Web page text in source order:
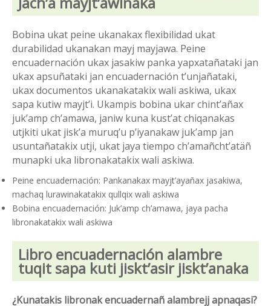
Bobina ukat peine ukanakax flexibilidad ukat
durabilidad ukanakan mayj mayjawa. Peine
encuadernación ukax jasakiw panka yapxatañataki jan
ukax apsuñataki jan encuadernación t’unjañataki,
ukax documentos ukanakatakix wali askiwa, ukax
sapa kutiw mayjt’i. Ukampis bobina ukar chintʼañax
jukʼamp chʼamawa, janiw kuna kustʼat chiqanakas
utjkiti ukat jiskʼa muruqʼu pʼiyanakaw jukʼamp jan
usuntañatakix utji, ukat jaya tiempo chʼamañchtʼatäñ
munapki uka libronakatakix wali askiwa.
Peine encuadernación: Pankanakax mayjt’ayañax jasakiwa,
machaq lurawinakatakix qullqix wali askiwa
Bobina encuadernación: Juk’amp ch’amawa, jaya pacha
libronakatakix wali askiwa
Libro encuadernación alambre
tuqit sapa kuti jisktʼasir jisktʼanaka
¿Kunatakis libronak encuadernañ alambrejj apnaqasi?